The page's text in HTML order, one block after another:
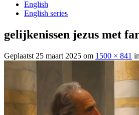
English
English series
gelijkenissen jezus met
Geplaatst 25 maart 2025 om 1500 × 841 in